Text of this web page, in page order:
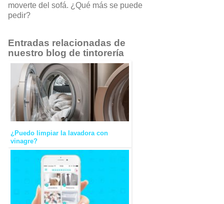
moverte del sofá. ¿Qué más se puede
pedir?
Entradas relacionadas de
nuestro blog de tintorería
¿Puedo limpiar la lavadora con
vinagre?